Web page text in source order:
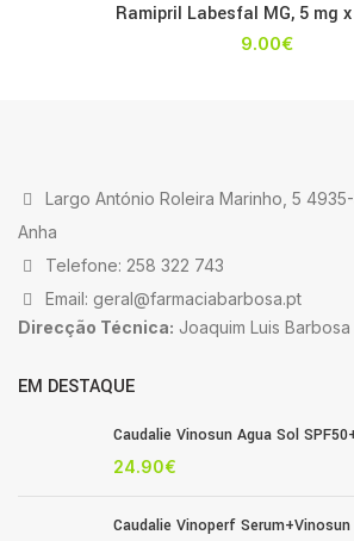
Ramipril Labesfal MG, 5 mg
9.00€
Largo António Roleira Marinho, 5
Anha
Telefone: 258 322 743
Email: geral@farmaciabarbosa.pt
Direcção Técnica: Joaquim Luis
EM DESTAQUE
Caudalie Vinosun Agua Sol
24.90€
Caudalie Vinoperf